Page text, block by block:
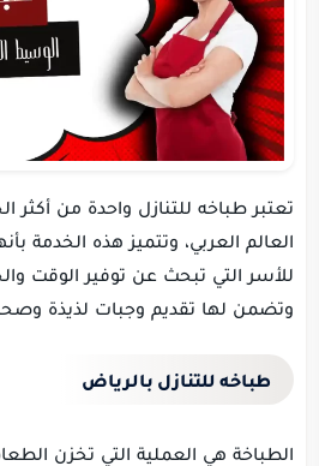
تعتبر طباخه للتنازل واحدة من أكثر
العالم العربي، وتتميز هذه الخدمة
للأسر التي تبحث عن توفير الوقت
وتضمن لها تقديم وجبات لذيذة
طباخه للتنازل بالرياض
الطباخة هي العملية التي تخزن